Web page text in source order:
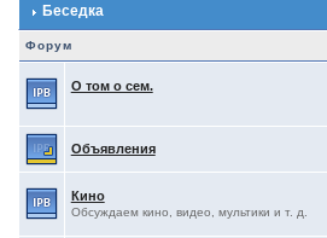
Беседка
Форум
О том о сем.
Объявления
Кино
Обсуждаем кино, видео, мультики и т. д.